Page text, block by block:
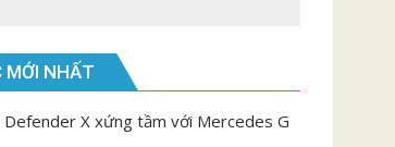
MỚI NHẤT
X xứng tầm với Mercedes G